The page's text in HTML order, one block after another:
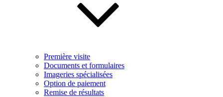
Première visite
Documents et formulaires
Imageries spécialisées
Option de paiement
Remise de résultats